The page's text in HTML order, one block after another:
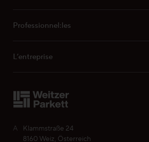
A
Klammstraße 24
8160 Weiz, Österreich
Professionnel:les
L’entreprise